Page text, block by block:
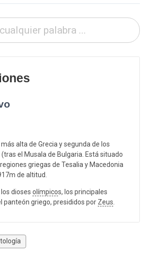
alta de Grecia y segunda de los
(tras el Musala de Bulgaria. Está situado
griegas de Tesalia y Macedonia
de altitud.
dioses olímpicos, los principales
panteón griego, presididos por Zeus